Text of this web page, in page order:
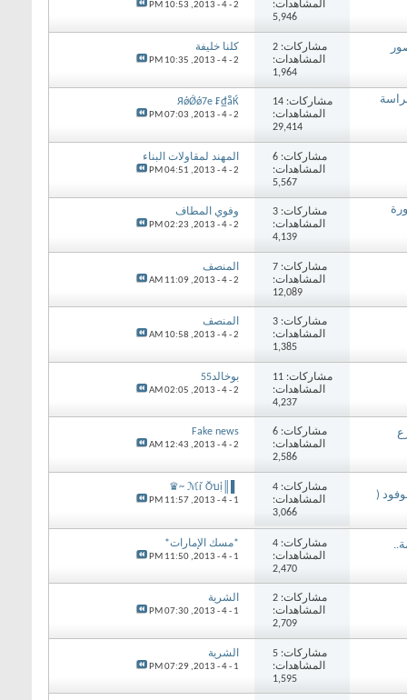
المشاهدات:
5,946
2 - 4 - 2013,
10:53 PM
مشاركات: 2
المشاهدات:
1,964
كلنا خليفة
2 - 4 - 2013,
10:35 PM
مشاركات: 14
المشاهدات:
29,414
ЯǿǾǿ7e ₣₫ẵЌ
2 - 4 - 2013,
07:03 PM
مشاركات: 6
المشاهدات:
5,567
المهند لمقاولات البناء
2 - 4 - 2013,
04:51 PM
مشاركات: 3
المشاهدات:
4,139
وفوي المطاف
2 - 4 - 2013,
02:23 PM
مشاركات: 7
المشاهدات:
12,089
المنصف
2 - 4 - 2013,
11:09 AM
مشاركات: 3
المشاهدات:
1,385
المنصف
2 - 4 - 2013,
10:58 AM
مشاركات: 11
المشاهدات:
4,237
بوخالد55
2 - 4 - 2013,
02:05 AM
مشاركات: 6
المشاهدات:
2,586
Fake news
2 - 4 - 2013,
12:43 AM
(
مشاركات: 4
المشاهدات:
3,066
1 - 4 - 2013,
11:57 PM
مشاركات: 4
المشاهدات:
2,470
*مسك الإمارات*
1 - 4 - 2013,
11:50 PM
مشاركات: 2
المشاهدات:
2,709
الشرية
1 - 4 - 2013,
07:30 PM
مشاركات: 5
المشاهدات:
1,595
الشرية
1 - 4 - 2013,
07:29 PM